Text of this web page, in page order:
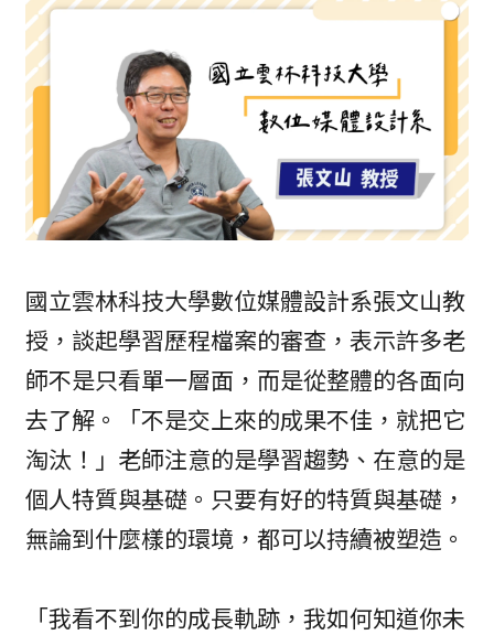
國立雲林科技大學數位媒體設計系張文山教
授，談起學習歷程檔案的審查，表示許多老
師不是只看單一層面，而是從整體的各面向
去了解。「不是交上來的成果不佳，就把它
淘汰！」老師注意的是學習趨勢、在意的是
個人特質與基礎。只要有好的特質與基礎，
無論到什麼樣的環境，都可以持續被塑造。
「我看不到你的成長軌跡，我如何知道你未